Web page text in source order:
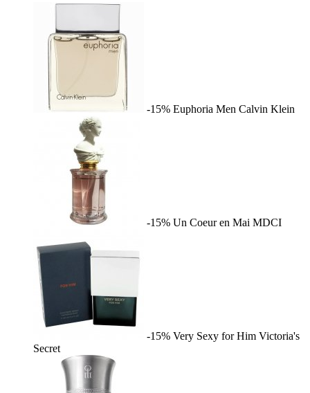
-15% Euphoria Men Calvin Klein
-15% Un Coeur en Mai MDCI
-15% Very Sexy for Him Victoria's
Secret